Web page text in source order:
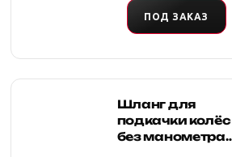
ПОД ЗАКАЗ
Шланг для
подкачки колёс
без манометра